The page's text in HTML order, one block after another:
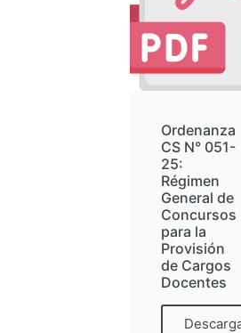
Ordenanza
CS N° 051-
25:
Régimen
General de
Concursos
para la
Provisión
de Cargos
Docentes